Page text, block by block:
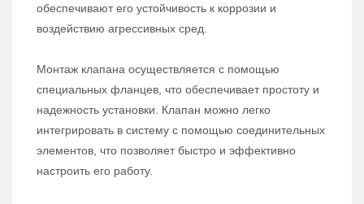
обеспечивают его устойчивость к коррозии и
воздействию агрессивных сред.
Монтаж клапана осуществляется с помощью
специальных фланцев, что обеспечивает простоту и
надежность установки. Клапан можно легко
интегрировать в систему с помощью соединительных
элементов, что позволяет быстро и эффективно
настроить его работу.